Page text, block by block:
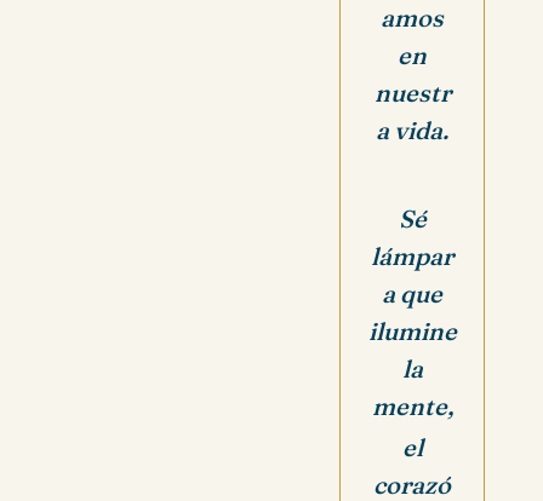
amos
en
nuestr
a vida.
Sé
lámpar
a que
ilumine
la
mente,
el
corazó